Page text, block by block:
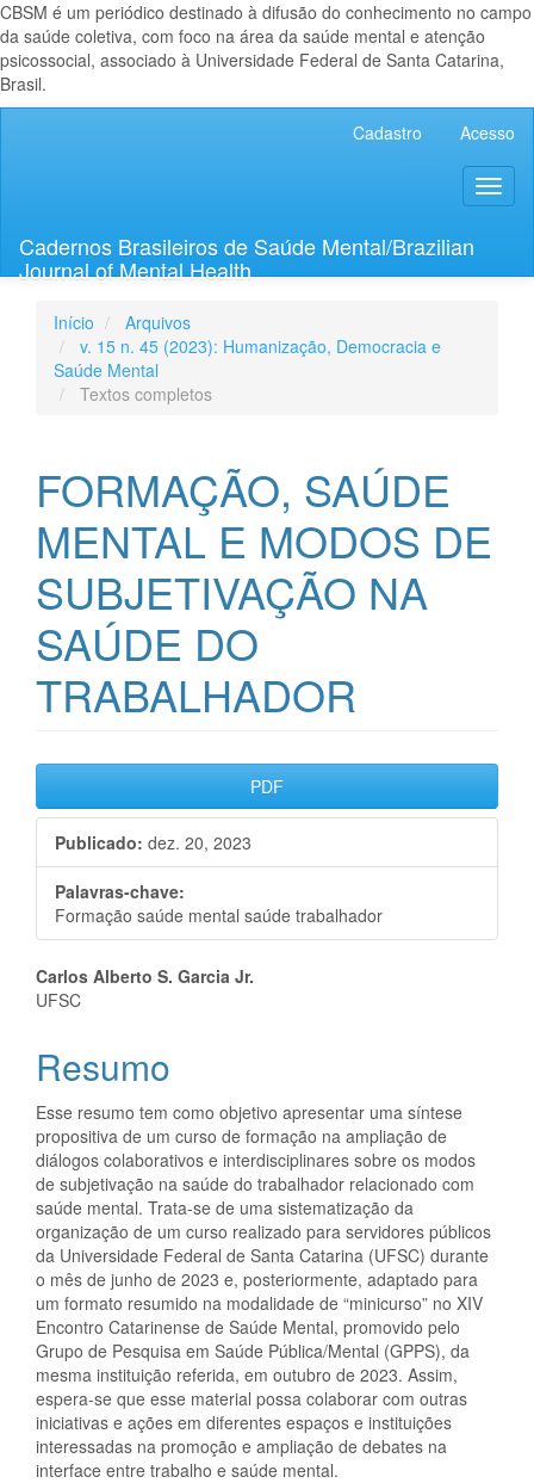
CBSM é um periódico destinado à difusão do conhecimento no campo
da saúde coletiva, com foco na área da saúde mental e atenção
psicossocial, associado à Universidade Federal de Santa Catarina,
Brasil.
Lateral
Cadastro Acesso
Cadernos Brasileiros de Saúde Mental/Brazilian
Journal of Mental Health
Início
Arquivos
v. 15 n. 45 (2023): Humanização, Democracia e
Saúde Mental
Textos completos
FORMAÇÃO, SAÚDE
MENTAL E MODOS DE
SUBJETIVAÇÃO NA
SAÚDE DO
TRABALHADOR
Barra
lateral
de
artigos
PDF
Publicado: dez. 20, 2023
Palavras-chave:
Formação saúde mental saúde trabalhador
Conteúdo
artigo
principal
Carlos Alberto S. Garcia Jr.
UFSC
Resumo
Esse resumo tem como objetivo apresentar uma síntese
propositiva de um curso de formação na ampliação de
diálogos colaborativos e interdisciplinares sobre os modos
de subjetivação na saúde do trabalhador relacionado com
saúde mental. Trata-se de uma sistematização da
organização de um curso realizado para servidores públicos
da Universidade Federal de Santa Catarina (UFSC) durante
o mês de junho de 2023 e, posteriormente, adaptado para
um formato resumido na modalidade de “minicurso” no XIV
Encontro Catarinense de Saúde Mental, promovido pelo
Grupo de Pesquisa em Saúde Pública/Mental (GPPS), da
mesma instituição referida, em outubro de 2023. Assim,
espera-se que esse material possa colaborar com outras
iniciativas e ações em diferentes espaços e instituições
interessadas na promoção e ampliação de debates na
interface entre trabalho e saúde mental.